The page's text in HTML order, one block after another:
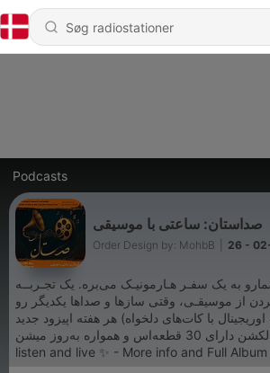
Podcasts
صداستان: ساعتی با موسیقی
Order Design by: MohbB
صداستـان، ساعتـی شمارو به یک سفـر هـارمونیـک می‌بره. یک تجـربــه
از موسیقـی، وقتی سازها و صداها یکدیگر رو
(قطعات اوریجینال با کات‌های دلخواه) هر هفته اپیزود جدید
نداریم، این کالکشن دارای 30 قطعه‌اس و همواره به‌روز میشن. Let's